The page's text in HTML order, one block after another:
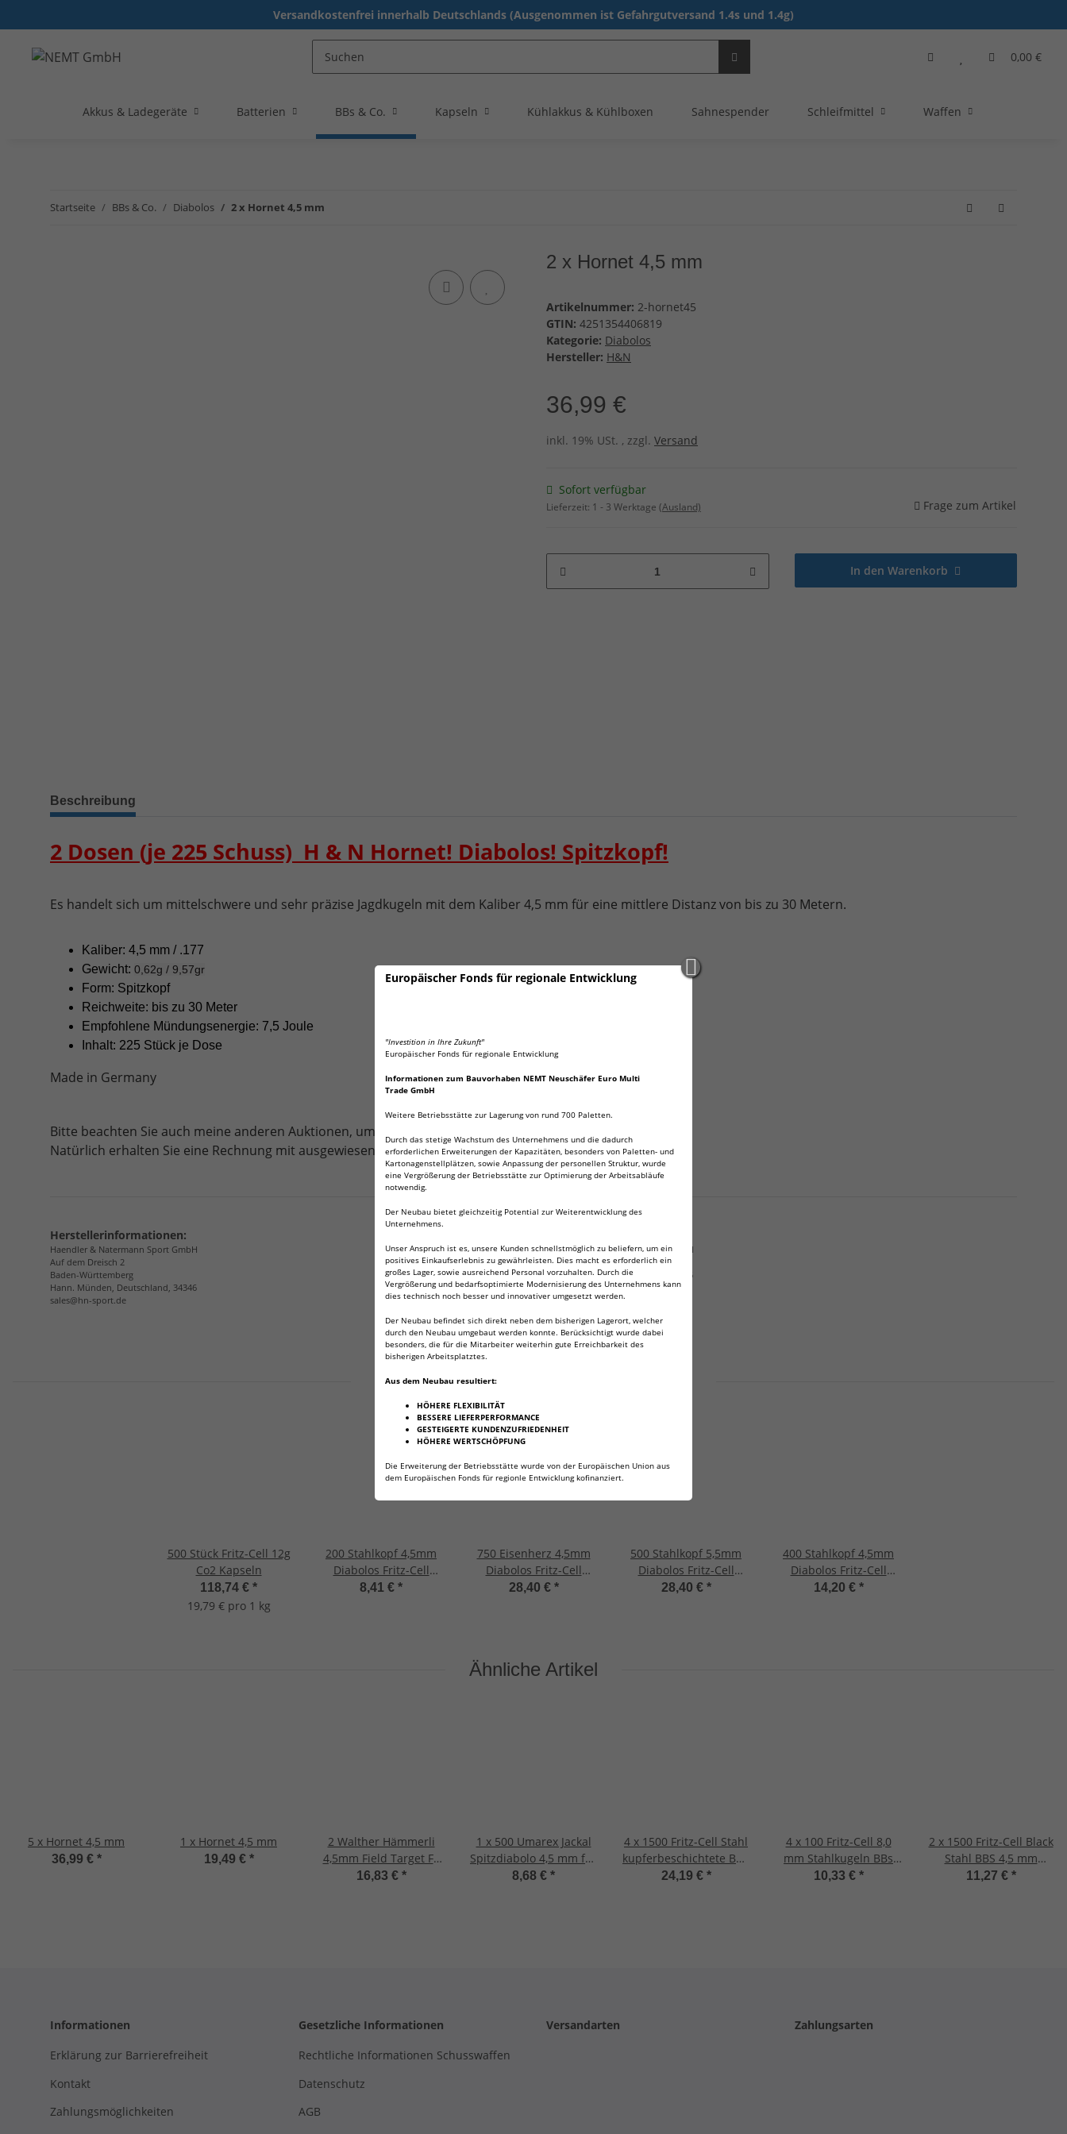
Europäischer Fonds für regionale Entwicklung
"Investition in Ihre Zukunft"
Europäischer Fonds für regionale Entwicklung
Informationen zum Bauvorhaben NEMT Neuschäfer Euro Multi
Trade GmbH
Weitere Betriebsstätte zur Lagerung von rund 700 Paletten.
Durch das stetige Wachstum des Unternehmens und die dadurch
erforderlichen Erweiterungen der Kapazitäten, besonders von Paletten- und
Kartonagenstellplätzen, sowie Anpassung der personellen Struktur, wurde
eine Vergrößerung der Betriebsstätte zur Optimierung der Arbeitsabläufe
notwendig.
Der Neubau bietet gleichzeitig Potential zur Weiterentwicklung des
Unternehmens.
Unser Anspruch ist es, unsere Kunden schnellstmöglich zu beliefern, um ein
positives Einkaufserlebnis zu gewährleisten. Dies macht es erforderlich ein
großes Lager, sowie ausreichend Personal vorzuhalten. Durch die
Vergrößerung und bedarfsoptimierte Modernisierung des Unternehmens kann
dies technisch noch besser und innovativer umgesetzt werden.
Der Neubau befindet sich direkt neben dem bisherigen Lagerort, welcher
durch den Neubau umgebaut werden konnte. Berücksichtigt wurde dabei
besonders, die für die Mitarbeiter weiterhin gute Erreichbarkeit des
bisherigen Arbeitsplatztes.
Aus dem Neubau resultiert:
HÖHERE FLEXIBILITÄT
BESSERE LIEFERPERFORMANCE
GESTEIGERTE KUNDENZUFRIEDENHEIT
HÖHERE WERTSCHÖPFUNG
Die Erweiterung der Betriebsstätte wurde von der Europäischen Union aus
dem Europäischen Fonds für regionle Entwicklung kofinanziert.
Versandkostenfrei innerhalb Deutschlands (Ausgenommen ist Gefahrgutversand 1.4s und 1.4g)
0,00 €
Akkus & Ladegeräte Batterien BBs & Co. Kapseln Kühlakkus & Kühlboxen Sahnespender Schleifmittel Waffen
Startseite BBs & Co. Diabolos 2 x Hornet 4,5 mm
2 x Hornet 4,5 mm
Artikelnummer: 2-hornet45
GTIN: 4251354406819
Kategorie: Diabolos
Hersteller: H&N
36,99 €
inkl. 19% USt. , zzgl. Versand
Sofort verfügbar
Lieferzeit: 1 - 3 Werktage (Ausland) Frage zum Artikel
In den Warenkorb
Beschreibung
2 Dosen (je 225 Schuss) H & N Hornet! Diabolos! Spitzkopf!
Es handelt sich um mittelschwere und sehr präzise Jagdkugeln mit dem Kaliber 4,5 mm für eine mittlere Distanz von bis zu 30 Metern.
Kaliber: 4,5 mm / .177
Gewicht: 0,62g / 9,57gr
Form: Spitzkopf
Reichweite: bis zu 30 Meter
Empfohlene Mündungsenergie: 7,5 Joule
Inhalt: 225 Stück je Dose
Made in Germany
Bitte beachten Sie auch meine anderen Auktionen, um Versandkosten zu sparen!
Natürlich erhalten Sie eine Rechnung mit ausgewiesener MwSt!
Angaben zur Produktsicherheit
Herstellerinformationen:
Haendler & Natermann Sport GmbH
Auf dem Dreisch 2
Baden-Württemberg
Hann. Münden, Deutschland, 34346
sales@hn-sport.de
Haendler & Natermann Sport GmbH
Auf dem Dreisch 2
Hann. Münden, Deutschland, 34346
sales@hn-sport.de
Kunden kauften dazu folgende Artikel:
500 Stück Fritz-Cell 12g
Co2 Kapseln
118,74 € *
19,79 € pro 1 kg
200 Stahlkopf 4,5mm
Diabolos Fritz-Cell
Spitzkopf Luftgewehr
8,41 € *
750 Eisenherz 4,5mm
Diabolos Fritz-Cell
Spitzkopf Luftgewehr
28,40 € *
500 Stahlkopf 5,5mm
Diabolos Fritz-Cell
Spitzkopf Luftgewehr
28,40 € *
400 Stahlkopf 4,5mm
Diabolos Fritz-Cell
Spitzkopf Luftgewehr
14,20 € *
Ähnliche Artikel
5 x Hornet 4,5 mm
36,99 € *
1 x Hornet 4,5 mm
19,49 € *
2 Walther Hämmerli
4,5mm Field Target FT
Performance Cal. (.177)
16,83 € *
1 x 500 Umarex Jackal
Spitzdiabolo 4,5 mm für
Luftgewehre und
8,68 € *
4 x 1500 Fritz-Cell Stahl
kupferbeschichtete BBS
4,5 mm Stahlkugeln
24,19 € *
4 x 100 Fritz-Cell 8,0
mm Stahlkugeln BBs
zinkbeschichtet
10,33 € *
2 x 1500 Fritz-Cell Black
Stahl BBS 4,5 mm
Stahlkugeln
11,27 € *
Informationen
Erklärung zur Barrierefreiheit
Kontakt
Zahlungsmöglichkeiten
Gesetzliche Informationen
Rechtliche Informationen Schusswaffen
Datenschutz
AGB
Versandarten Zahlungsarten